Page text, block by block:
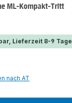
ML-Kompakt-Tritt
Lieferzeit 8-9 Tage
nach AT